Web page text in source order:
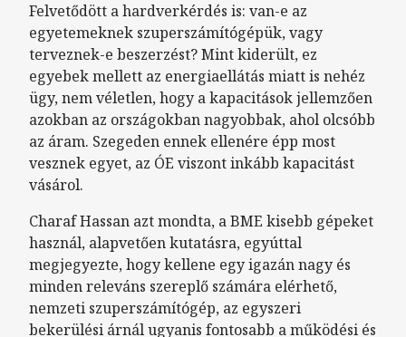
Felvetődött a hardverkérdés is: van-e az
egyetemeknek szuperszámítógépük, vagy
terveznek-e beszerzést? Mint kiderült, ez
egyebek mellett az energiaellátás miatt is nehéz
ügy, nem véletlen, hogy a kapacitások jellemzően
azokban az országokban nagyobbak, ahol olcsóbb
az áram. Szegeden ennek ellenére épp most
vesznek egyet, az ÓE viszont inkább kapacitást
vásárol.
Charaf Hassan azt mondta, a BME kisebb gépeket
használ, alapvetően kutatásra, egyúttal
megjegyezte, hogy kellene egy igazán nagy és
minden releváns szereplő számára elérhető,
nemzeti szuperszámítógép, az egyszeri
bekerülési árnál ugyanis fontosabb a működési és